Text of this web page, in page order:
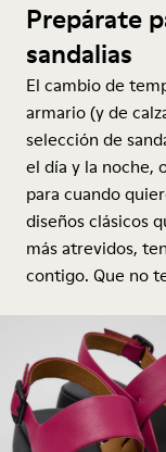
Prepárate
sandalias
El cambio de
armario (y de
selección de
el día y la noche,
para cuando
diseños clásicos
más atrevidos,
contigo. Que no